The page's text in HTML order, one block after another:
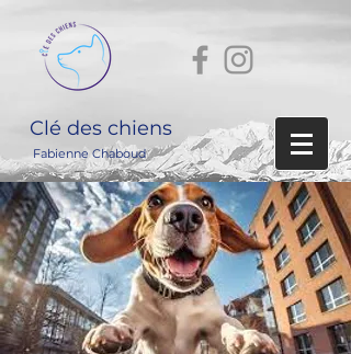
Clé des chiens
Fabienne Chaboud